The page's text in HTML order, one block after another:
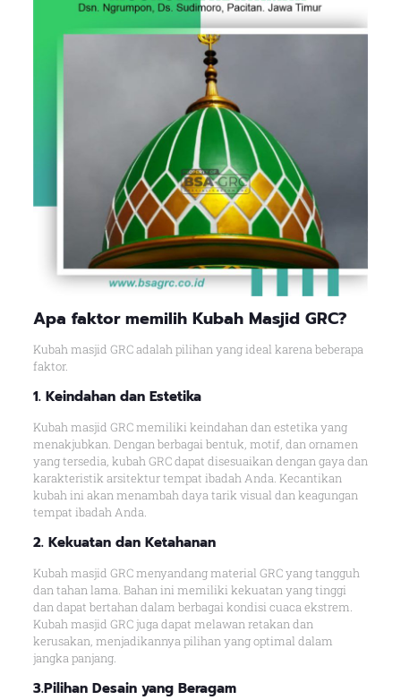
Apa faktor memilih Kubah Masjid GRC?
Kubah masjid GRC adalah pilihan yang ideal karena beberapa
faktor.
1. Keindahan dan Estetika
Kubah masjid GRC memiliki keindahan dan estetika yang
menakjubkan. Dengan berbagai bentuk, motif, dan ornamen
yang tersedia, kubah GRC dapat disesuaikan dengan gaya dan
karakteristik arsitektur tempat ibadah Anda. Kecantikan
kubah ini akan menambah daya tarik visual dan keagungan
tempat ibadah Anda.
2. Kekuatan dan Ketahanan
Kubah masjid GRC menyandang material GRC yang tangguh
dan tahan lama. Bahan ini memiliki kekuatan yang tinggi
dan dapat bertahan dalam berbagai kondisi cuaca ekstrem.
Kubah masjid GRC juga dapat melawan retakan dan
kerusakan, menjadikannya pilihan yang optimal dalam
jangka panjang.
3.Pilihan Desain yang Beragam